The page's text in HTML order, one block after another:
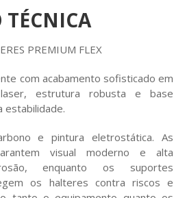
TÉCNICA
PREMIUM FLEX
com acabamento sofisticado em
estrutura robusta e base
estabilidade.
e pintura eletrostática. As
visual moderno e alta
enquanto os suportes
os halteres contra riscos e